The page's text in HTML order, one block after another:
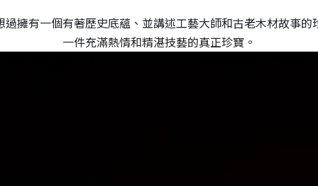
過擁有一個有著歷史底蘊、並講述工藝大師和古老木材故事的
一件充滿熱情和精湛技藝的真正珍寶。